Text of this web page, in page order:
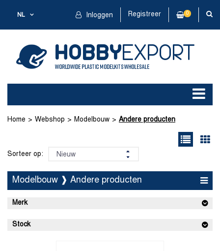
NL Inloggen Registreer 0
Home Webshop Modelbouw Andere producten
Sorteer op:
Modelbouw ❱ Andere producten
Merk
Stock